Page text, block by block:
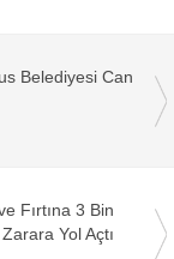
Belediyesi Can
Fırtına 3 Bin
Yol Açtı